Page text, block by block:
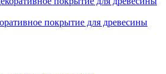
покрытие для древесины